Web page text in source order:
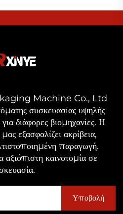
Machine Co., Ltd
συσκευασίας υψηλής
διάφορες βιομηχανίες. Η
εξασφαλίζει ακρίβεια,
παραγωγή.
καινοτομία σε